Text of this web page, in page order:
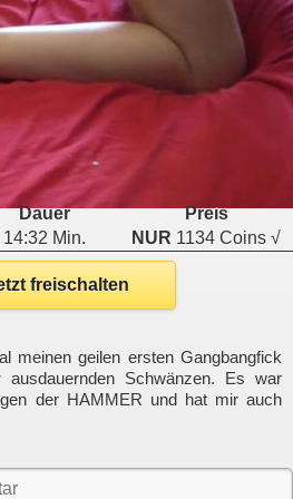
Dauer
Preis
14:32 Min. NUR 1134 Coins √
freischalten
meinen geilen ersten Gangbangfick
Schwänzen. Es war
der HAMMER und hat mir auch